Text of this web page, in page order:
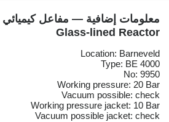
Glass-lined Reactor
Location: Barneveld
Type: BE 4000
No: 9950
Working pressure: 20 Bar
Vacuum possible: check
Working pressure jacket: 10 Bar
Vacuum possible jacket: check